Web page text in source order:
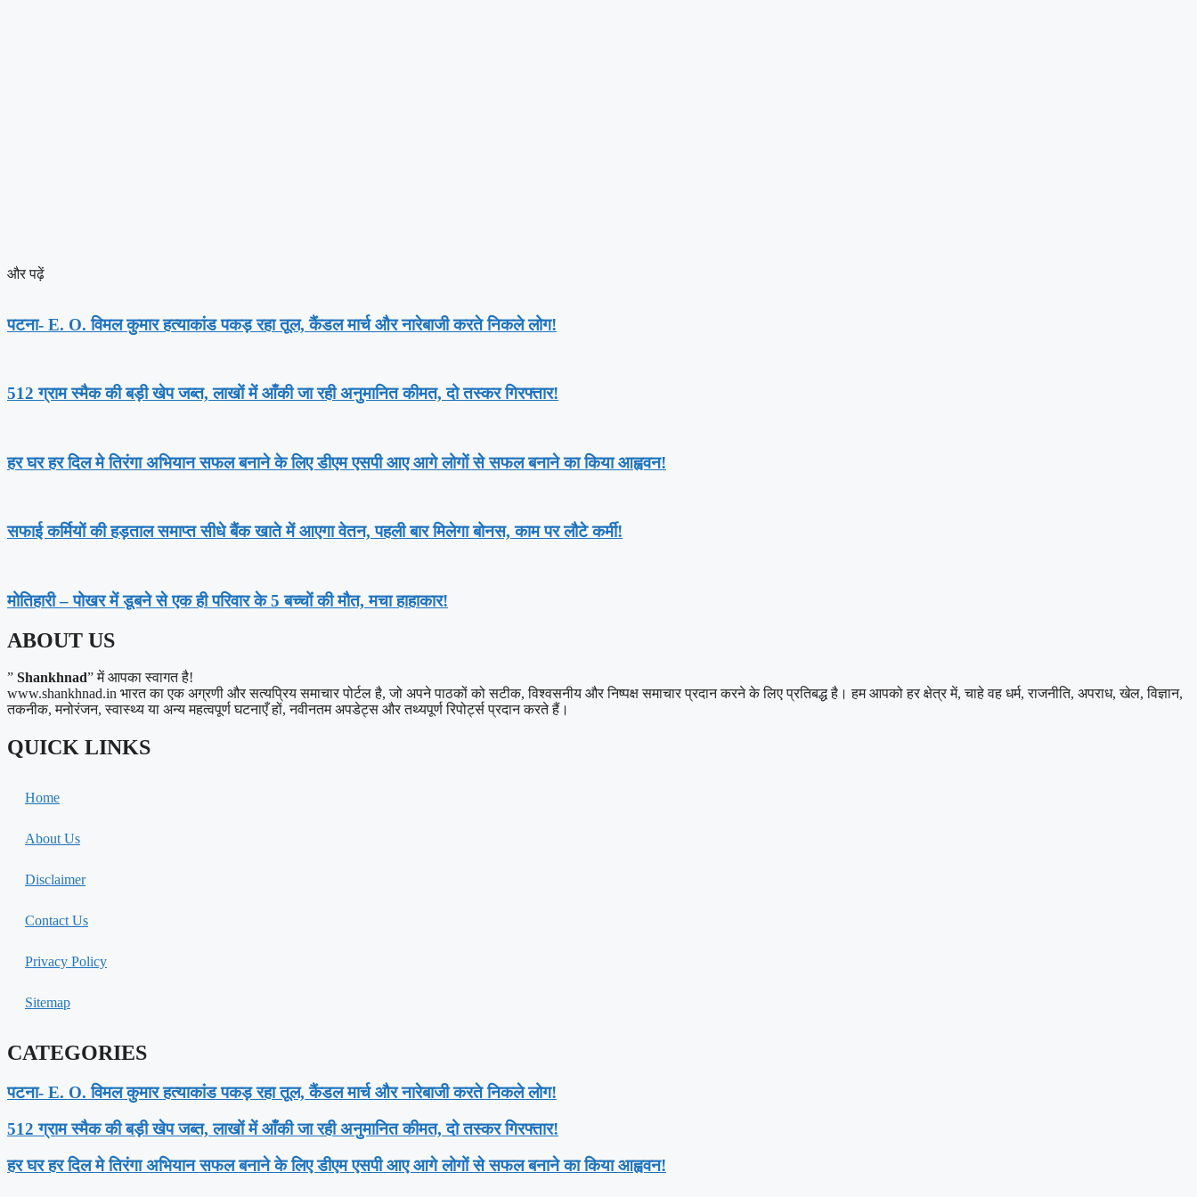
और पढ़ें
पटना- E. O. विमल कुमार हत्याकांड पकड़ रहा तूल, कैंडल मार्च और नारेबाजी करते निकले लोग!
512 ग्राम स्मैक की बड़ी खेप जब्त, लाखों में आँकी जा रही अनुमानित कीमत, दो तस्कर गिरफ्तार!
हर घर हर दिल मे तिरंगा अभियान सफल बनाने के लिए डीएम एसपी आए आगे लोगों से सफल बनाने का किया आह्ववन!
सफाई कर्मियों की हड़ताल समाप्त सीधे बैंक खाते में आएगा वेतन, पहली बार मिलेगा बोनस, काम पर लौटे कर्मी!
मोतिहारी – पोखर में डूबने से एक ही परिवार के 5 बच्चों की मौत, मचा हाहाकार!
ABOUT US
” Shankhnad” में आपका स्वागत है!
www.shankhnad.in भारत का एक अग्रणी और सत्यप्रिय समाचार पोर्टल है, जो अपने पाठकों को सटीक, विश्वसनीय और निष्पक्ष समाचार प्रदान करने के लिए प्रतिबद्ध है। हम आपको हर क्षेत्र में, चाहे वह धर्म, राजनीति, अपराध, खेल, विज्ञान,
तकनीक, मनोरंजन, स्वास्थ्य या अन्य महत्वपूर्ण घटनाएँ हों, नवीनतम अपडेट्स और तथ्यपूर्ण रिपोर्ट्स प्रदान करते हैं।
QUICK LINKS
Home
About Us
Disclaimer
Contact Us
Privacy Policy
Sitemap
CATEGORIES
पटना- E. O. विमल कुमार हत्याकांड पकड़ रहा तूल, कैंडल मार्च और नारेबाजी करते निकले लोग!
512 ग्राम स्मैक की बड़ी खेप जब्त, लाखों में आँकी जा रही अनुमानित कीमत, दो तस्कर गिरफ्तार!
हर घर हर दिल मे तिरंगा अभियान सफल बनाने के लिए डीएम एसपी आए आगे लोगों से सफल बनाने का किया आह्ववन!